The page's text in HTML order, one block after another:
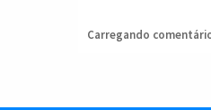
Carregando